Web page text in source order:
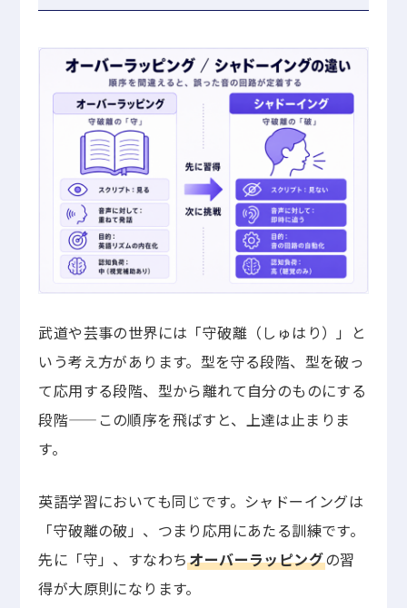
武道や芸事の世界には「守破離（しゅはり）」と
いう考え方があります。型を守る段階、型を破っ
て応用する段階、型から離れて自分のものにする
段階——この順序を飛ばすと、上達は止まりま
す。
英語学習においても同じです。シャドーイングは
「守破離の破」、つまり応用にあたる訓練です。
先に「守」、すなわちオーバーラッピングの習
得が大原則になります。